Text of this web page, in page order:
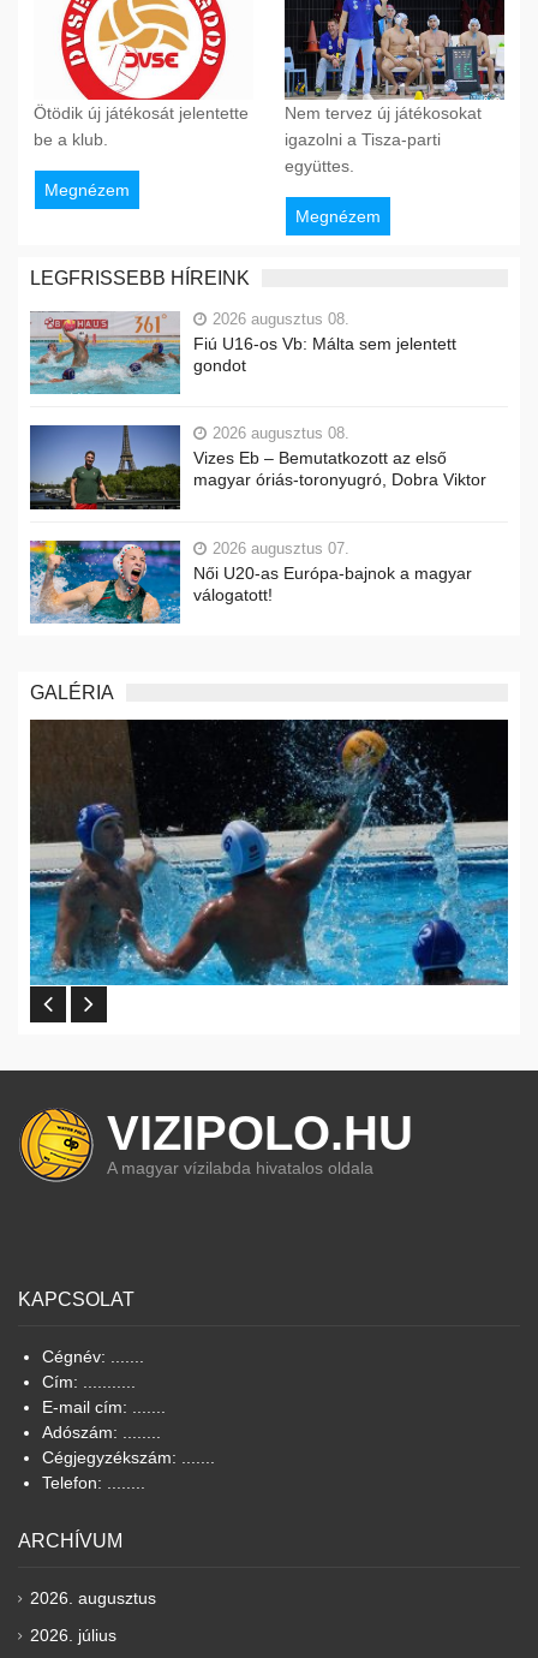
Ötödik új játékosát jelentette
be a klub.
Megnézem
Nem tervez új játékosokat
igazolni a Tisza-parti
együttes.
Megnézem
LEGFRISSEBB HÍREINK
2026 augusztus 08.
Fiú U16-os Vb: Málta sem jelentett
gondot
2026 augusztus 08.
Vizes Eb – Bemutatkozott az első
magyar óriás-toronyugró, Dobra Viktor
2026 augusztus 07.
Női U20-as Európa-bajnok a magyar
válogatott!
GALÉRIA
VIZIPOLO.HU
A magyar vízilabda hivatalos oldala
KAPCSOLAT
Cégnév: .......
Cím: ...........
E-mail cím: .......
Adószám: ........
Cégjegyzékszám: .......
Telefon: ........
ARCHÍVUM
2026. augusztus
2026. július